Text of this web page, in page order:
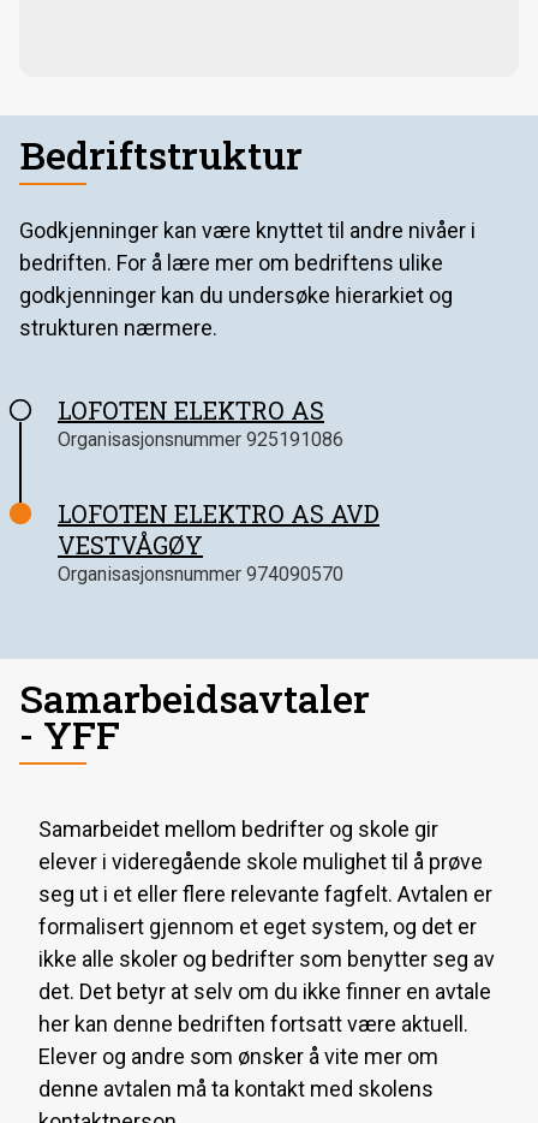
Bedriftstruktur
Godkjenninger kan være knyttet til andre nivåer i
bedriften. For å lære mer om bedriftens ulike
godkjenninger kan du undersøke hierarkiet og
strukturen nærmere.
LOFOTEN ELEKTRO AS
Organisasjonsnummer 925191086
LOFOTEN ELEKTRO AS AVD
VESTVÅGØY
Organisasjonsnummer 974090570
Samarbeidsavtaler
- YFF
Samarbeidet mellom bedrifter og skole gir
elever i videregående skole mulighet til å prøve
seg ut i et eller flere relevante fagfelt. Avtalen er
formalisert gjennom et eget system, og det er
ikke alle skoler og bedrifter som benytter seg av
det. Det betyr at selv om du ikke finner en avtale
her kan denne bedriften fortsatt være aktuell.
Elever og andre som ønsker å vite mer om
denne avtalen må ta kontakt med skolens